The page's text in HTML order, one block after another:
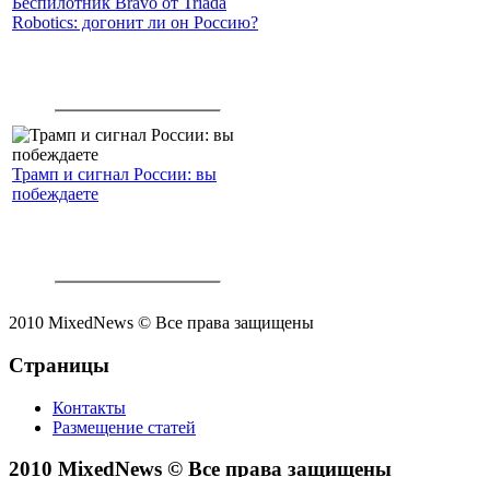
Robotics: догонит ли он Россию?
Трамп и сигнал России: вы
побеждаете
2010 MixedNews © Все права защищены
Страницы
Контакты
Размещение статей
2010 MixedNews © Все права защищены